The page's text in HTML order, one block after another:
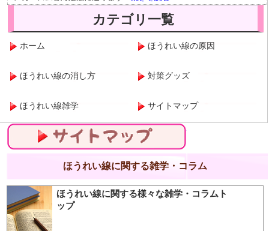
カテゴリ一覧
ホーム ほうれい線の原因
ほうれい線の消し方 対策グッズ
ほうれい線雑学 サイトマップ
ほうれい線に関する雑学・コラム
ほうれい線に関する様々な雑学・コラムト
ップ